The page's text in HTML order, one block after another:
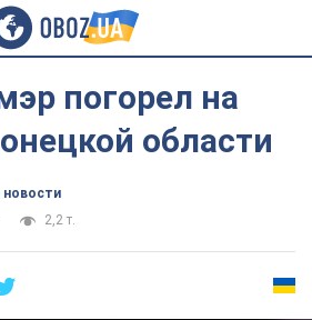
погорел на
области
2,2 т.